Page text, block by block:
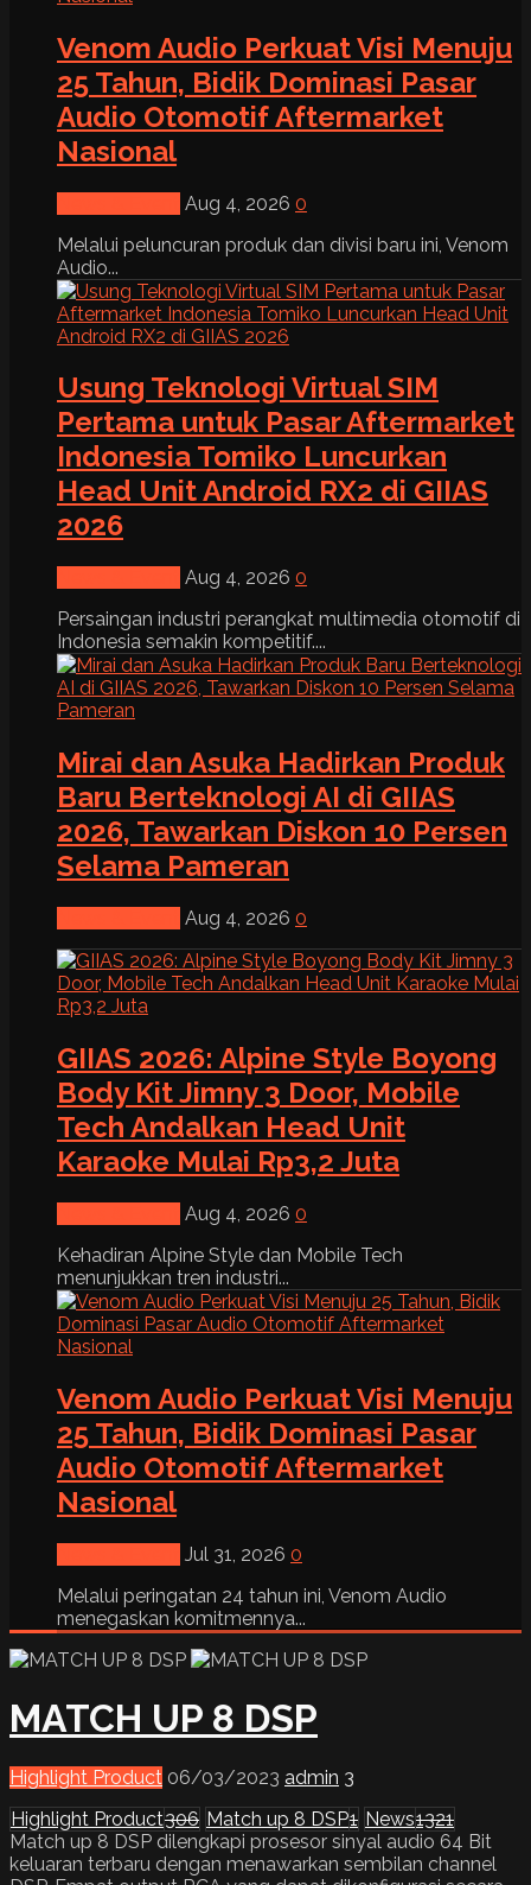
Venom Audio Perkuat Visi Menuju
25 Tahun, Bidik Dominasi Pasar
Audio Otomotif Aftermarket
Nasional
Aug 4, 2026 0
Melalui peluncuran produk dan divisi baru ini, Venom
Audio...
Usung Teknologi Virtual SIM
Pertama untuk Pasar Aftermarket
Indonesia Tomiko Luncurkan
Head Unit Android RX2 di GIIAS
2026
Aug 4, 2026 0
Persaingan industri perangkat multimedia otomotif di
Indonesia semakin kompetitif....
Mirai dan Asuka Hadirkan Produk
Baru Berteknologi AI di GIIAS
2026, Tawarkan Diskon 10 Persen
Selama Pameran
Aug 4, 2026 0
GIIAS 2026: Alpine Style Boyong
Body Kit Jimny 3 Door, Mobile
Tech Andalkan Head Unit
Karaoke Mulai Rp3,2 Juta
Aug 4, 2026 0
Kehadiran Alpine Style dan Mobile Tech
menunjukkan tren industri...
Venom Audio Perkuat Visi Menuju
25 Tahun, Bidik Dominasi Pasar
Audio Otomotif Aftermarket
Nasional
Jul 31, 2026 0
Melalui peringatan 24 tahun ini, Venom Audio
menegaskan komitmennya...
MATCH UP 8 DSP
Highlight Product 06/03/2023 admin 3
Highlight Product306 Match up 8 DSP1 News1321
Match up 8 DSP dilengkapi prosesor sinyal audio 64 Bit
keluaran terbaru dengan menawarkan sembilan channel